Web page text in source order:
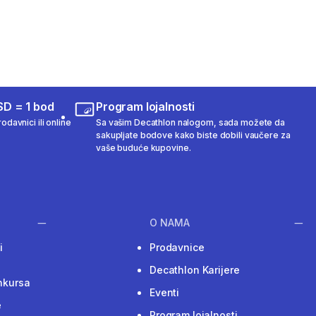
= 1 bod
ili online
Program lojalnosti
Sa vašim Decathlon nalogom, sada možete da
sakupljate bodove kako biste dobili vaučere za
vaše buduće kupovine.
O NAMA
Prodavnice
Decathlon Karijere
Eventi